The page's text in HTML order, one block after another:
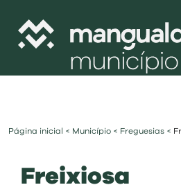
Página inicial < Município < Freguesias <
Freixiosa